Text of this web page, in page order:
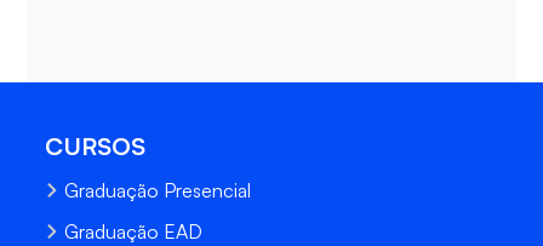
CURSOS
Graduação Presencial
Graduação EAD